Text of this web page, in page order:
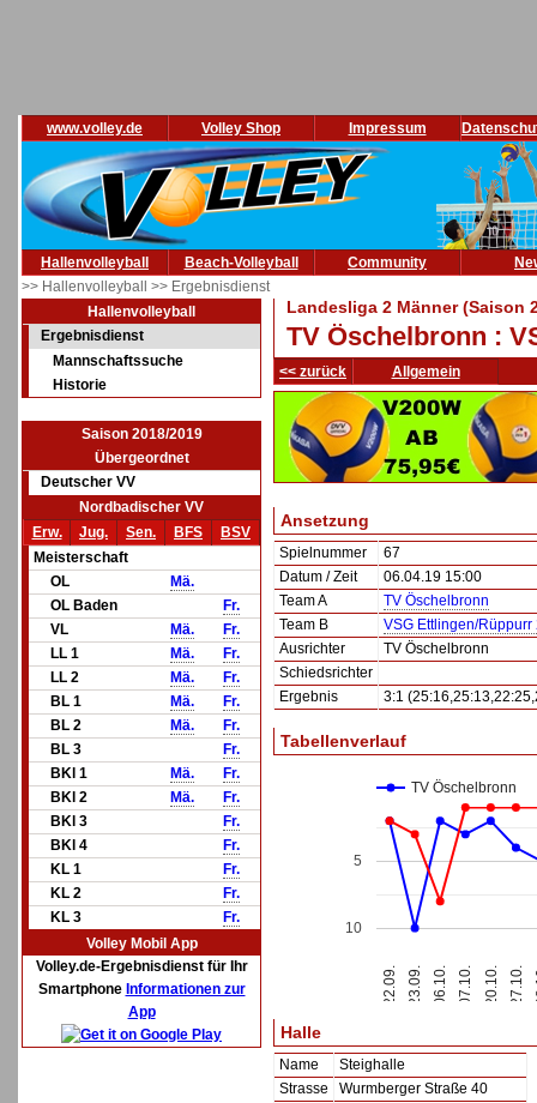
www.volley.de Volley Shop Impressum
Hallenvolleyball Beach-Volleyball Community
>> Hallenvolleyball >> Ergebnisdienst
Hallenvolleyball
Ergebnisdienst
Mannschaftssuche
Historie
Saison 2018/2019
Übergeordnet
Deutscher VV
Nordbadischer VV
Erw.
Jug. Sen. BFS
BSV
Meisterschaft
OL
Mä.
OL Baden
Fr.
VL
Mä.
Fr.
LL 1
Mä.
Fr.
LL 2
Mä.
Fr.
BL 1
Mä.
Fr.
BL 2
Mä.
Fr.
BL 3
Fr.
BKl 1
Mä.
Fr.
BKl 2
Mä.
Fr.
BKl 3
Fr.
BKl 4
Fr.
KL 1
Fr.
KL 2
Fr.
KL 3
Fr.
Volley Mobil App
Volley.de-Ergebnisdienst für Ihr
Smartphone Informationen zur
App
Landesliga 2 Männer (Saison
TV Öschelbronn :
<< zurück Allgemein
Ansetzung
Spielnummer
67
Datum / Zeit
06.04.19 15:00
Team A
TV Öschelbronn
Team B
VSG Ettlingen/Rüppurr
Ausrichter
TV Öschelbronn
Schiedsrichter
Ergebnis
3:1
Tabellenverlauf
TV Öschelbronn
22.09. 23.09. 06.10. 07.10. 20.10. 27.10.
5
10
Halle
Name
Steighalle
Strasse
Wurmberger Straße 40